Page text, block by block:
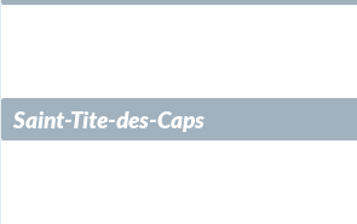
Saint-Tite-des-Caps